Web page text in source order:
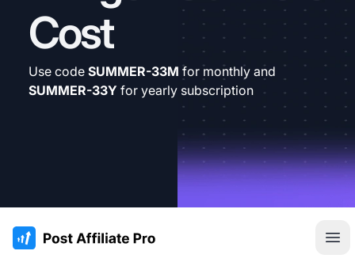
Cost
Use code SUMMER-33M for monthly and
SUMMER-33Y for yearly subscription
:site.title